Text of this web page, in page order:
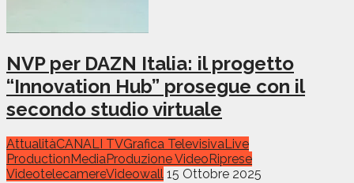
NVP per DAZN Italia: il progetto
“Innovation Hub” prosegue con il
secondo studio virtuale
AttualitàCANALI TVGrafica TelevisivaLive
ProductionMediaProduzione VideoRiprese
VideotelecamereVideowall 15 Ottobre 2025